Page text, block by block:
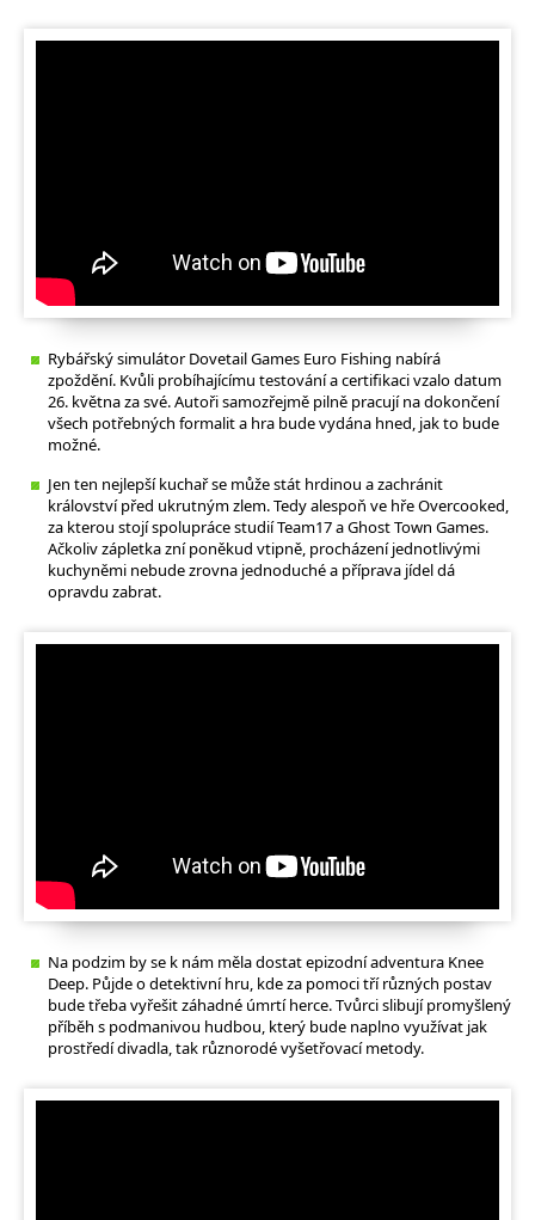
Rybářský simulátor Dovetail Games Euro Fishing nabírá
zpoždění. Kvůli probíhajícímu testování a certifikaci vzalo datum
26. května za své. Autoři samozřejmě pilně pracují na dokončení
všech potřebných formalit a hra bude vydána hned, jak to bude
možné.
Jen ten nejlepší kuchař se může stát hrdinou a zachránit
království před ukrutným zlem. Tedy alespoň ve hře Overcooked,
za kterou stojí spolupráce studií Team17 a Ghost Town Games.
Ačkoliv zápletka zní poněkud vtipně, procházení jednotlivými
kuchyněmi nebude zrovna jednoduché a příprava jídel dá
opravdu zabrat.
Na podzim by se k nám měla dostat epizodní adventura Knee
Deep. Půjde o detektivní hru, kde za pomoci tří různých postav
bude třeba vyřešit záhadné úmrtí herce. Tvůrci slibují promyšlený
příběh s podmanivou hudbou, který bude naplno využívat jak
prostředí divadla, tak různorodé vyšetřovací metody.